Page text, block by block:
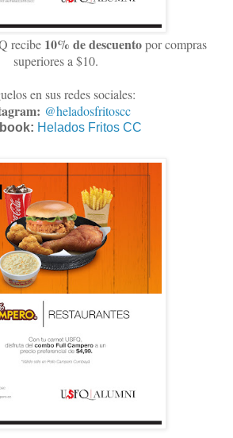
recibe 10% de descuentopor compras
superiores a $10.
en sus redes sociales:
@heladosfritoscc
Helados Fritos CC